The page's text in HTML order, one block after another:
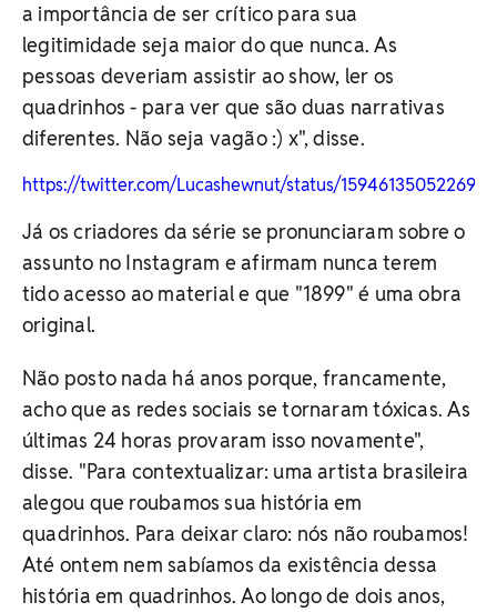
a importância de ser crítico para sua
legitimidade seja maior do que nunca. As
pessoas deveriam assistir ao show, ler os
quadrinhos - para ver que são duas narrativas
diferentes. Não seja vagão :) x", disse.
https://twitter.com/Lucashewnut/status/
Já os criadores da série se pronunciaram sobre o
assunto no Instagram e afirmam nunca terem
tido acesso ao material e que "1899" é uma obra
original.
Não posto nada há anos porque, francamente,
acho que as redes sociais se tornaram tóxicas. As
últimas 24 horas provaram isso novamente",
disse. "Para contextualizar: uma artista brasileira
alegou que roubamos sua história em
quadrinhos. Para deixar claro: nós não roubamos!
Até ontem nem sabíamos da existência dessa
história em quadrinhos. Ao longo de dois anos,